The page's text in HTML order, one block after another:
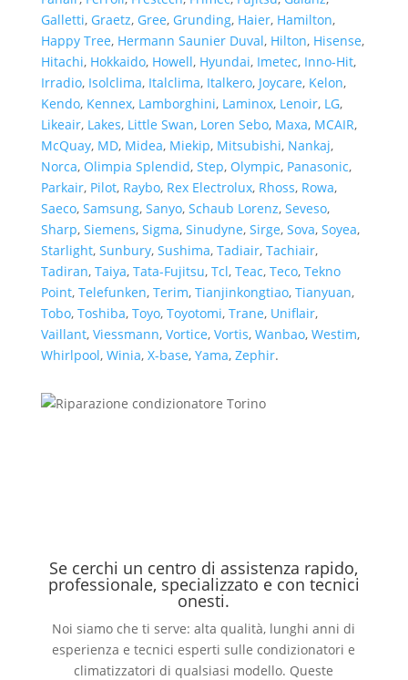
Galletti, Graetz, Gree, Grunding, Haier, Hamilton,
Happy Tree, Hermann Saunier Duval, Hilton, Hisense,
Hitachi, Hokkaido, Howell, Hyundai, Imetec, Inno-Hit,
Irradio, Isolclima, Italclima, Italkero, Joycare, Kelon,
Kendo, Kennex, Lamborghini, Laminox, Lenoir, LG,
Likeair, Lakes, Little Swan, Loren Sebo, Maxa, MCAIR,
McQuay, MD, Midea, Miekip, Mitsubishi, Nankaj,
Norca, Olimpia Splendid, Step, Olympic, Panasonic,
Parkair, Pilot, Raybo, Rex Electrolux, Rhoss, Rowa,
Saeco, Samsung, Sanyo, Schaub Lorenz, Seveso,
Sharp, Siemens, Sigma, Sinudyne, Sirge, Sova, Soyea,
Starlight, Sunbury, Sushima, Tadiair, Tachiair,
Tadiran, Taiya, Tata-Fujitsu, Tcl, Teac, Teco, Tekno
Point, Telefunken, Terim, Tianjinkongtiao, Tianyuan,
Tobo, Toshiba, Toyo, Toyotomi, Trane, Uniflair,
Vaillant, Viessmann, Vortice, Vortis, Wanbao, Westim,
Whirlpool, Winia, X-base, Yama, Zephir.
Se cerchi un centro di assistenza rapido,
professionale, specializzato e con tecnici
onesti.
Noi siamo che ti serve: alta qualità, lunghi anni di
esperienza e tecnici esperti sulle condizionatori e
climatizzatori di qualsiasi modello. Queste